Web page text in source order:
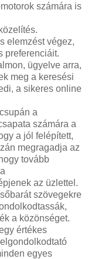
számára is
elemzést végez,
preferenciáit.
ügyelve arra,
meg a keresési
a sikeres online
a
számára a
a jól felépített,
megragadja az
tovább
az üzlettel.
szövegekre
a közönséget.
értékes
egyes